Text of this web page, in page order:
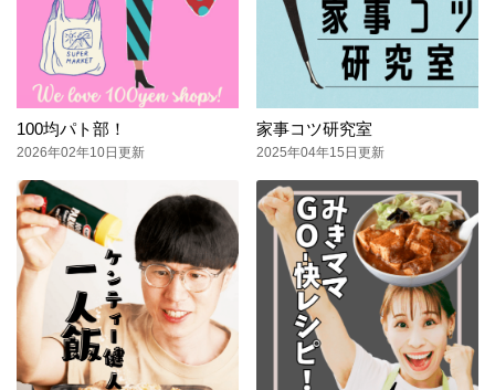
100均パト部！
2026年02年10日更新
家事コツ研究室
2025年04年15日更新